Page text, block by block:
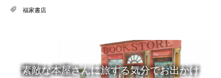
福家書店
素敵な本屋さんに旅する気分でお出かけ